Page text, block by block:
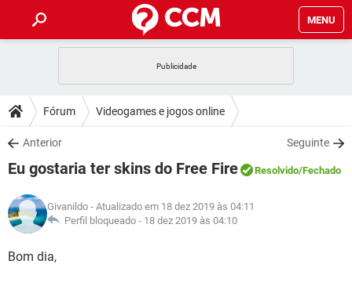
MENU
CELULAR FACEBOOK
OUTLOOK
INSTAGRAM GMAIL
GUIA DE COMPRAS
DICAS
JOGOS WHATSAPP
INSTAGRAM GMAIL
GUIA DE COMPRAS
DOWNLOADS
JOGOS WHATSAPP
CELULAR
OUTLOOK EXCEL
INSTAGRAM
FÓRUM
JOGOS WHATSAPP
CELULAR
OUTLOOK
GLOSSÁRIO
JOGOS
Fórum Videogames e jogos online
Anterior Seguinte
Eu gostaria ter skins do Free Fire Resolvido/Fechado
Givanildo - Atualizado em 18 dez 2019 às 04:11
Perfil bloqueado - 18 dez 2019 às 04:10
Bom dia,